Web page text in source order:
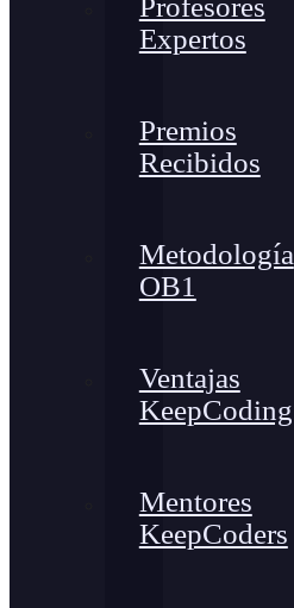
Profesores
Expertos
Premios
Recibidos
Metodología
OB1
Ventajas
KeepCoding
Mentores
KeepCoders